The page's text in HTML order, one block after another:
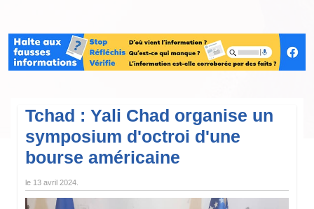
Tchad : Yali Chad organise un
symposium d'octroi d'une
bourse américaine
le 13 avril 2024